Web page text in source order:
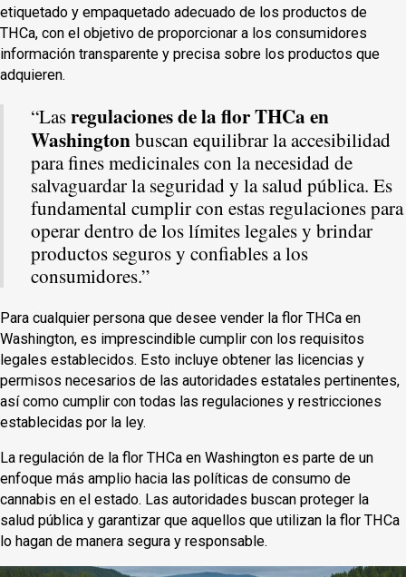
etiquetado y empaquetado adecuado de los productos de
THCa, con el objetivo de proporcionar a los consumidores
información transparente y precisa sobre los productos que
adquieren.
“Lasregulaciones de la flor THCa en
Washingtonbuscan equilibrar la accesibilidad
para fines medicinales con la necesidad de
salvaguardar la seguridad y la salud pública. Es
fundamental cumplir con estas regulaciones para
operar dentro de los límites legales y brindar
productos seguros y confiables a los
consumidores.”
Para cualquier persona que desee vender la flor THCa en
Washington, es imprescindible cumplir con los requisitos
legales establecidos. Esto incluye obtener las licencias y
permisos necesarios de las autoridades estatales pertinentes,
así como cumplir con todas las regulaciones y restricciones
establecidas por la ley.
La regulación de la flor THCa en Washington es parte de un
enfoque más amplio hacia las políticas de consumo de
cannabis en el estado. Las autoridades buscan proteger la
salud pública y garantizar que aquellos que utilizan la flor THCa
lo hagan de manera segura y responsable.